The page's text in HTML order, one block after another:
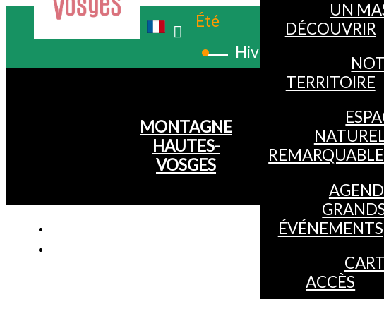
Été
Hiver
MONTAGNE
HAUTES-
VOSGES
UN
DÉCOUVRIR
TERRITOIRE
ÉVÉNEMENTS
ACCÈS